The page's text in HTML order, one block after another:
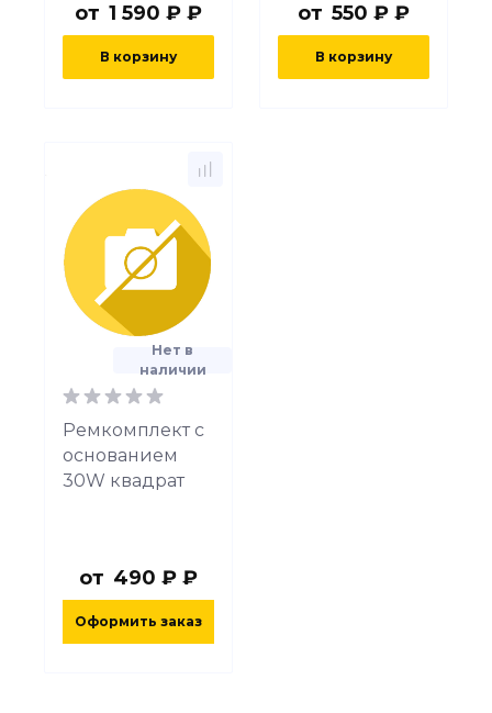
от 1 590 ₽ ₽
В корзину
от 550 ₽ ₽
В корзину
Нет в
наличии
Ремкомплект с
основанием
30W квадрат
от 490 ₽ ₽
Оформить заказ